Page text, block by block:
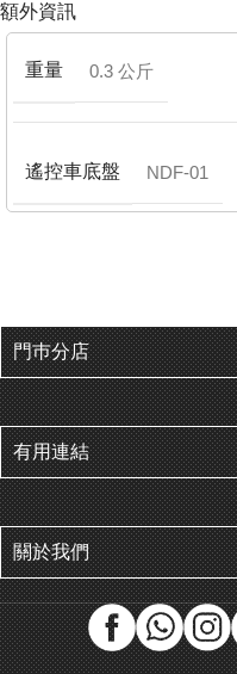
額外資訊
重量 0.3 公斤
遙控車底盤 NDF-01
門巿分店
有用連結
關於我們